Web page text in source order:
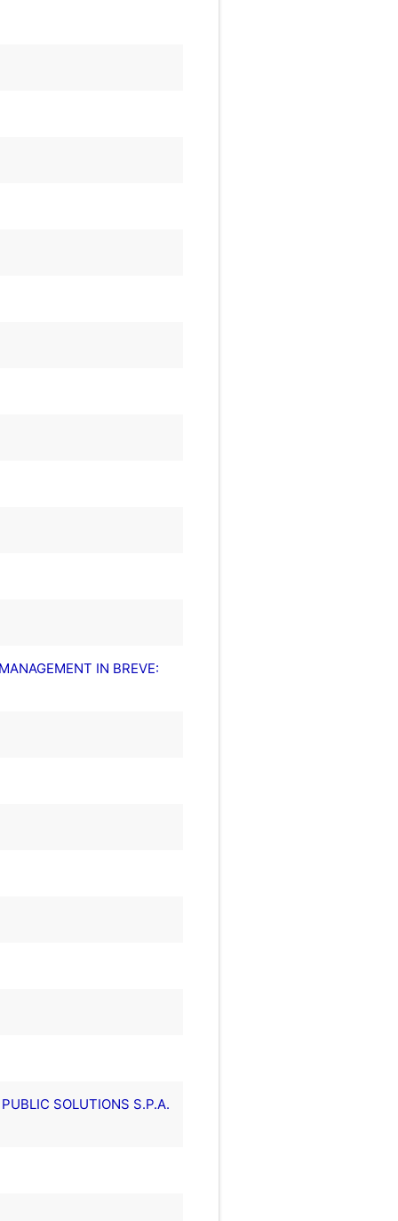
IN BREVE:
SOLUTIONS S.P.A.